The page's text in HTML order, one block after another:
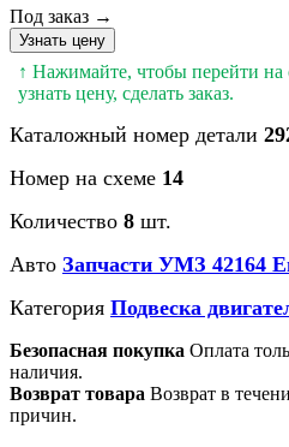
Под заказ →
Узнать цену
↑ Нажимайте, чтобы перейти на
узнать цену, сделать заказ.
Каталожный номер детали
Номер на схеме 14
Количество 8 шт.
Авто Запчасти УМЗ 42164
Категория Подвеска
Безопасная покупка Оплата
наличия.
Возврат товара Возврат в
причин.